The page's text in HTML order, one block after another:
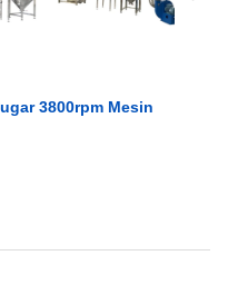
3800rpm Mesin